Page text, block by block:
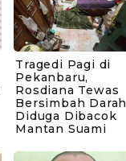
Tragedi Pagi di
Pekanbaru,
Rosdiana Tewas
Bersimbah Darah
Diduga Dibacok
Mantan Suami